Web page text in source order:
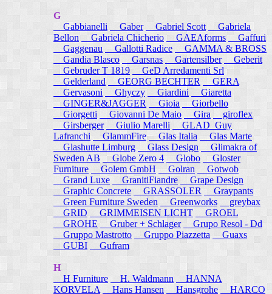
G
Gabbianelli
Gaber Gabriel Scott
Gabriela
Bellon
Gabriela Chicherio GAEAforms
Gaffuri
Gaggenau
Gallotti Radice
GAMMA & BROSS
Gandia Blasco
Garsnas Gartensilber
Geberit
Gebruder T 1819
GeD Arredamenti Srl
Gelderland
GEORG BECHTER
GERA
Gervasoni
Ghyczy Giardini
Giaretta
GINGER&JAGGER
Gioia
Giorbello
Giorgetti
Giovanni De Maio Gira
giroflex
Girsberger
Giulio Marelli
GLAD_Guy
Lafranchi
GlammFire Glas Italia
Glas Marte
Glashutte Limburg
Glass Design
Glimakra of
Sweden AB
Globe Zero 4 Globo
Gloster
Furniture
Golem GmbH Golran
Gotwob
Grand Luxe
GranitiFiandre
Grape Design
Graphic Concrete
GRASSOLER
Graypants
Green Furniture Sweden
Greenworks
greybax
GRID
GRIMMEISEN LICHT
GROEL
GROHE
Gruber + Schlager
Grupo Resol - Dd
Gruppo Mastrotto
Gruppo Piazzetta
Guaxs
GUBI
Gufram
H
H Furniture
H. Waldmann
HANNA
KORVELA
Hans Hansen Hansgrohe HARCO